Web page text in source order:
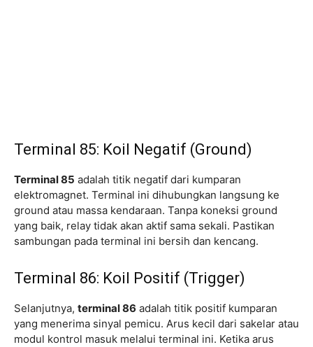
Terminal 85: Koil Negatif (Ground)
Terminal 85 adalah titik negatif dari kumparan
elektromagnet. Terminal ini dihubungkan langsung ke
ground atau massa kendaraan. Tanpa koneksi ground
yang baik, relay tidak akan aktif sama sekali. Pastikan
sambungan pada terminal ini bersih dan kencang.
Terminal 86: Koil Positif (Trigger)
Selanjutnya, terminal 86 adalah titik positif kumparan
yang menerima sinyal pemicu. Arus kecil dari sakelar atau
modul kontrol masuk melalui terminal ini. Ketika arus